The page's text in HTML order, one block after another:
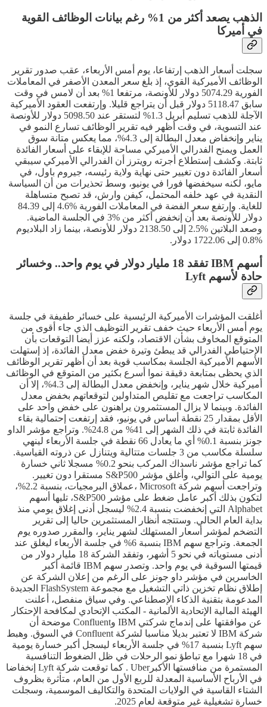
الذهب يصعد أكثر من 1% رغم بيانات الوظائف القوية
في أميركا
سجلت أسعار الذهب إرتفاعا، يوم أمس الأربعاء، عقب صدور تقرير
الوظائف الأميركية القوي، إذ بلغ سعر المعدن الأصفر في المعاملات
الفورية 5074.29 دولار للأونصة، مرتفعا 1% بعد أن لامس في وقت
سابق 5118.47 دولار قبل أن يتراجع قليلا. وإرتفعت العقود الأميركية
الآجلة للذهب تسليم أبريل 1.3% لتستقر عند 5098.50 دولار للأونصة
عند التسوية، في وقت أظهر فيه تقرير الوظائف تسارع النمو في
يناير وإنخفاض معدل البطالة إلى 4.3%، مما يعكس متانة سوق
العمل ويمنح الفدرالي الأميركي مساحة للإبقاء على أسعار الفائدة
ثابتة. وكشف إستطلاع أجرته رويترز أن الفدرالي الأميركي سيبقي
أسعار الفائدة دون تغيير حتى نهاية ولاية رئيسه، جيروم باول، في
مايو، لكنه سيخفضها فورا في يونيو، وسط تحذيرات من أن السياسة
النقدية في عهد خلفه المحتمل، كيفن وارش، قد تصبح متساهلة
للغاية. وإرتفع سعر الفضة في المعاملات الفورية %4.6 إلى 84.39
دولار للأونصة بعد أن إنخفض أكثر من %3 في الجلسة الماضية.
وصعد البلاتين %2.5 إلى 2138.50 دولار للأونصة، بينما زاد البلاديوم
%0.8 إلى 1722.06 دولار.
أسهم IBM تفقد 18 مليار دولار في يوم واحد.. وخسائر
حادة لأسهم Lyft
أغلقت المؤشرات الأميركية الرئيسية على خسائر طفيفة في جلسة
يوم أمس الأربعاء حيث خفف تقرير التوظيف الذي جاء أقوى من
المتوقع المخاوف بشأن الاقتصاد، ولكنه عزز أيضا التوقعات بأن
الإحتياطي الفدرالي قد يبطئ وتيرة خفض معدل الفائدة، إذ إستهلت
الأسهم الأميركية الجلسة بمكاسب قوية بعد أن أظهر تقرير الوظائف
الذي يحظى بمتابعة دقيقة نموا أسرع بكثير من المتوقع في الوظائف
أميركية خلال شهر يناير، وإنخفض معدل البطالة إلى 4.3%، إلا أن
المكاسب تراجعت مع تقليص المتداولين لتوقعاتهم بخفض معدل
الفائدة. وبينما لا يزال المستثمرون يراهنون على خفض واحد على
الأقل بمقدار 25 نقطة أساس في يونيو، فقد إرتفعت إحتمالية بقاء
الفائدة ثابتة في ذلك الشهر إلى 41% من 24.8%. وتراجع مؤشر الداو
جونز بنسبة 0.1% أي ما يعادل 66 نقطة في جلسة الأربعاء لينهي
سلسلة مكاسب من 3 جلسات متتالية ويتنازل عن ذروته القياسية.
كما تراجع مؤشر ناسداك المركب بنحو 0.2% مسجلا ثاني خسارة
يومية على التوالي، وأغلق مؤشر S&P500 مستقرا دون تغيير.
وتراجعت أسهم شركة Microsoft ،عملاق البرمجيات، بنسبة 2.2%،
لتكون بذلك أكبر عامل ضغط على مؤشر S&P500، تليها أسهم
Alphabet التي إنخفضت بنسبة 2.4% ليسجل أدنى إغلاق يومي منذ
بداية العام الحالي. وستتجه أنظار المستثمرين حاليا إلى تقرير
التضخم لمؤشر أسعار المستهلك لشهر يناير، والمقرر صدوره يوم
الجمعة. وتراجع سهم IBM بنسبة 6% في جلسة الأربعاء ليغلق عند
أدنى مستوياته في نحو 5 أشهر، وتفقد الشركة 18 مليار دولار من
قيمتها السوقية في يوم واحد. وتصدر سهم IBM قائمة أكبر
الخاسرين في مؤشر داو جونز على الرغم من إعلان الشركة عن
إطلاق نظام تخزين ذاتي التشغيل مع مجموعة FlashSystem الجديدة
المدعومة بتقنية الذكاء الإصطناعي. وفي سياق منفصل، أعلنت
الهيئة المالية الإتحادية الألمانية - المكتب الإتحادي لمكافحة الإحتكار
عن موافقتها على إندماج شركتي IBM وConfluent موضحة أن
شركة IBM لا تعتبر بديلا مناسبا لشركة Confluent في السوق. وهبط
سهم Lyft بنسبة 17% في جلسة الأربعاء ليسجل أكبر خسارة يومية
في 18 شهرا مع تباطؤ نمو الرحلات في ظل الضغوط التنافسية
المستمرة من منافستها الأكبرUber . كما توقعت شركة Lyft إنخفاضا
في الأرباح الأساسية المعدلة للربع الأول من العام، متأثرة بظروف
الشتاء القاسية في الولايات المتحدة والتكاليف الموسمية، وسجلت
خسارة تشغيلية غير متوقعة لعام 2025.